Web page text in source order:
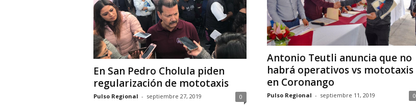
En San Pedro Cholula piden
regularización de mototaxis
Pulso Regional - septiembre 27, 2019 0
Antonio Teutli anuncia que no
habrá operativos vs mototaxis
en Coronango
Pulso Regional - septiembre 11, 2019 0